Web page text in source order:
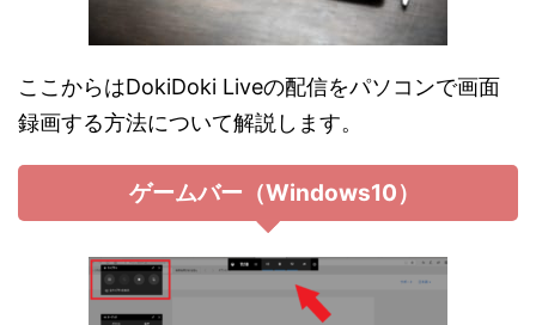
ここからはDokiDoki Liveの配信をパソコンで画面
録画する方法について解説します。
ゲームバー（Windows10）